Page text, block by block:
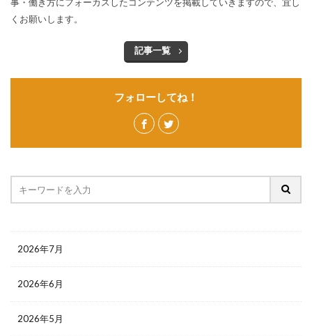
くお願いします。
記事一覧
フォローしてね！
2026年7月
2026年6月
2026年5月